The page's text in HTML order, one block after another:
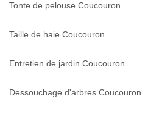
Tonte de pelouse Coucouron
Taille de haie Coucouron
Entretien de jardin Coucouron
Dessouchage d'arbres Coucouron